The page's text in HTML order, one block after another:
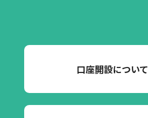
口座開設について